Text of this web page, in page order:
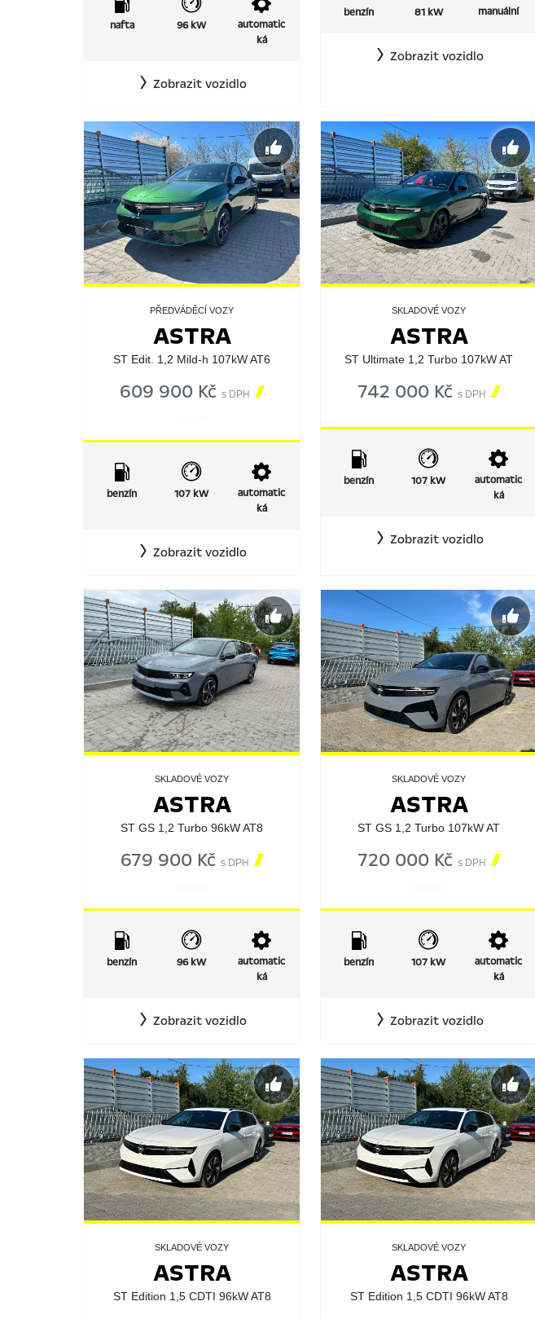
nafta 96 kW
automatic
ká
Zobrazit vozidlo
benzín 81 kW manuální
Zobrazit vozidlo
PŘEDVÁDĚCÍ VOZY
ASTRA
ST Edit. 1,2 Mild-h 107kW AT6
609 900 Kč s DPH 
benzín 107 kW
automatic
ká
Zobrazit vozidlo
SKLADOVÉ VOZY
ASTRA
ST Ultimate 1,2 Turbo 107kW AT
742 000 Kč s DPH 
benzín 107 kW
automatic
ká
Zobrazit vozidlo
SKLADOVÉ VOZY
ASTRA
ST GS 1,2 Turbo 96kW AT8
679 900 Kč s DPH 
benzín 96 kW
automatic
ká
Zobrazit vozidlo
SKLADOVÉ VOZY
ASTRA
ST GS 1,2 Turbo 107kW AT
720 000 Kč s DPH 
benzín 107 kW
automatic
ká
Zobrazit vozidlo
SKLADOVÉ VOZY
ASTRA
ST Edition 1,5 CDTI 96kW AT8
SKLADOVÉ VOZY
ASTRA
ST Edition 1,5 CDTI 96kW AT8